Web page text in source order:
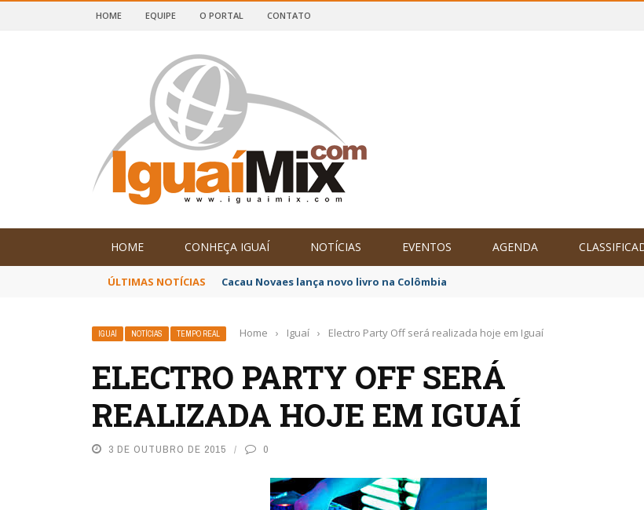
E SUDOESTE DA BAHIA
HOME EQUIPE O PORTAL CONTATO
HOME CONHEÇA IGUAÍ NOTÍCIAS EVENTOS AGENDA
ÚLTIMAS NOTÍCIAS Poetas baianos representam o Brasil no XXIV Parlamento Internacional de
IGUAÍ NOTÍCIAS TEMPO REAL Home › Iguaí › Electro Party Off será realizada hoje em Iguaí
ELECTRO PARTY OFF SERÁ
REALIZADA HOJE EM IGUAÍ
3 DE OUTUBRO DE 2015 0